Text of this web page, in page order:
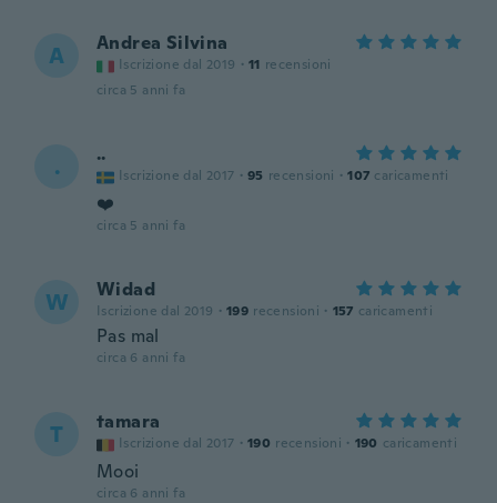
A Andrea Silvina
Iscrizione dal 2019 · 11 recensioni
circa 5 anni fa
. ..
Iscrizione dal 2017 · 95 recensioni · 107 caricamenti
❤️
circa 5 anni fa
W Widad
Iscrizione dal 2019 · 199 recensioni · 157 caricamenti
Pas mal
circa 6 anni fa
T tamara
Iscrizione dal 2017 · 190 recensioni · 190 caricamenti
Mooi
circa 6 anni fa